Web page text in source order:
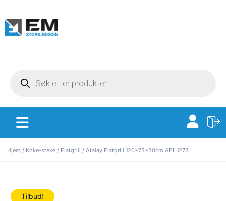
Hjem / Koke-steke / Flatgrill / Atalay Flatgrill 120x73x30cm AEI-1273
Tilbud!